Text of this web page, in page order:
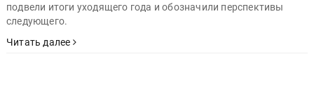
подвели итоги уходящего года и обозначили перспективы
следующего.
Читать далее